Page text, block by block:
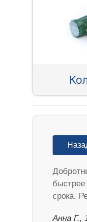
быстрее
срока.
Анна Г.,